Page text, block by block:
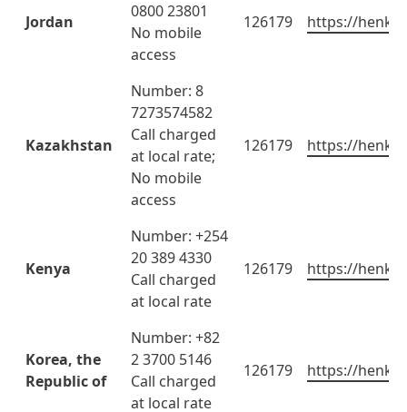
Jordan
0800 23801
No mobile
access
126179 https://
Kazakhstan
Number: 8
7273574582
Call charged
at local rate;
No mobile
access
126179 https://
Kenya
Number: +254
20 389 4330
Call charged
at local rate
126179 https://
Korea, the
Republic of
Number: +82
2 3700 5146
Call charged
at local rate
126179 https://